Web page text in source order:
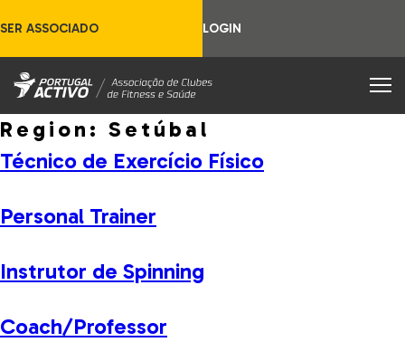
SER ASSOCIADO LOGIN
Region: Setúbal
Técnico de Exercício Físico
Personal Trainer
Instrutor de Spinning
Coach/Professor